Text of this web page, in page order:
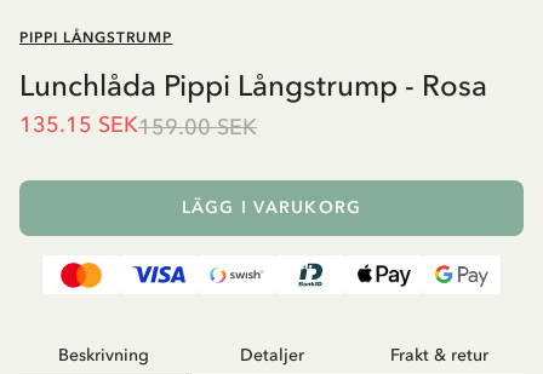
PIPPI LÅNGSTRUMP
Lunchlåda Pippi Långstrump - Rosa
135.15 SEK159.00 SEK
LÄGG I VARUKORG
Beskrivning Detaljer Frakt & retur